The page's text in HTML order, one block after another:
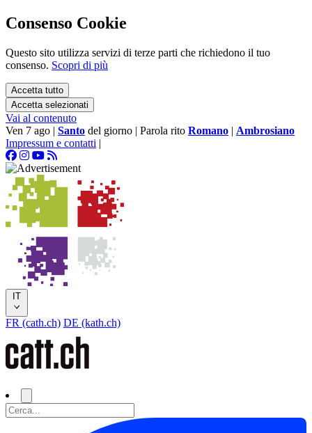
Consenso Cookie
Questo sito utilizza servizi di terze parti che richiedono il tuo
consenso. Scopri di più
Accetta tutto
Accetta selezionati
Vai al contenuto
Ven 7 ago | Santo del giorno | Parola rito Romano | Ambrosiano
Impressum e contatti |
IT
FR (cath.ch) DE (kath.ch)